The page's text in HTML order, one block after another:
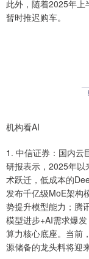
此外，随着2025年
暂时推迟购车。
机构看AI
1. 中信证券：国内云
研报表示，2025年以
术跃迁，低成本的
发布千亿级MoE架构
势提升模型能力；腾
模型进步+AI需求爆
算力核心底座。当前
源储备的龙头料将迎